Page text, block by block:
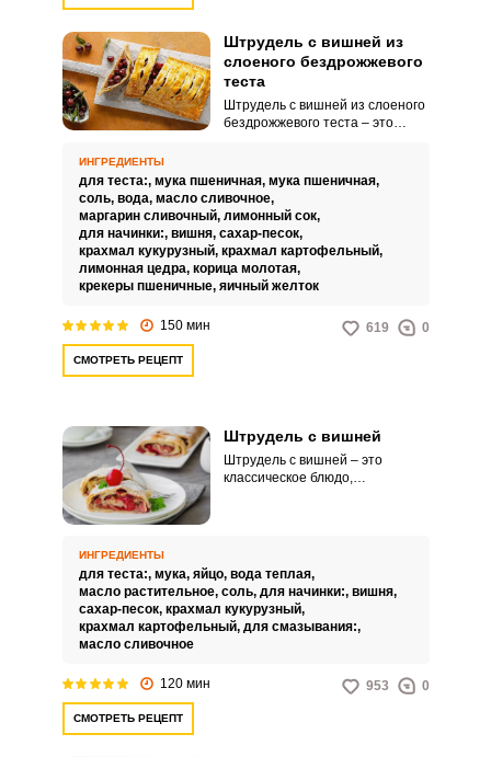
Штрудель с вишней из
слоеного бездрожжевого
теста
Штрудель с вишней из слоеного
бездрожжевого теста – это
даже самых привередливых.
Лакомство можно приготовить
из уже готового магазинного
теста, но я всегда делаю
слоеное тесто самостоятельно.
ИНГРЕДИЕНТЫ
для теста:, мука пшеничная, мука пшеничная,
соль, вода, масло сливочное,
маргарин сливочный, лимонный сок,
для начинки:, вишня, сахар-песок,
крахмал кукурузный, крахмал картофельный,
лимонная цедра, корица молотая,
крекеры пшеничные, яичный желток
150 мин 619 0
СМОТРЕТЬ РЕЦЕПТ
Штрудель с вишней
Штрудель с вишней – это
классическое блюдо,
крахмалом. После того как
начинка выложена на тесто, оно
сворачивается в форму рулета и
запекается в духовке до
ИНГРЕДИЕНТЫ
для теста:, мука, яйцо, вода теплая,
масло растительное, соль, для начинки:, вишня,
сахар-песок, крахмал кукурузный,
крахмал картофельный, для смазывания:,
масло сливочное
120 мин 953 0
СМОТРЕТЬ РЕЦЕПТ